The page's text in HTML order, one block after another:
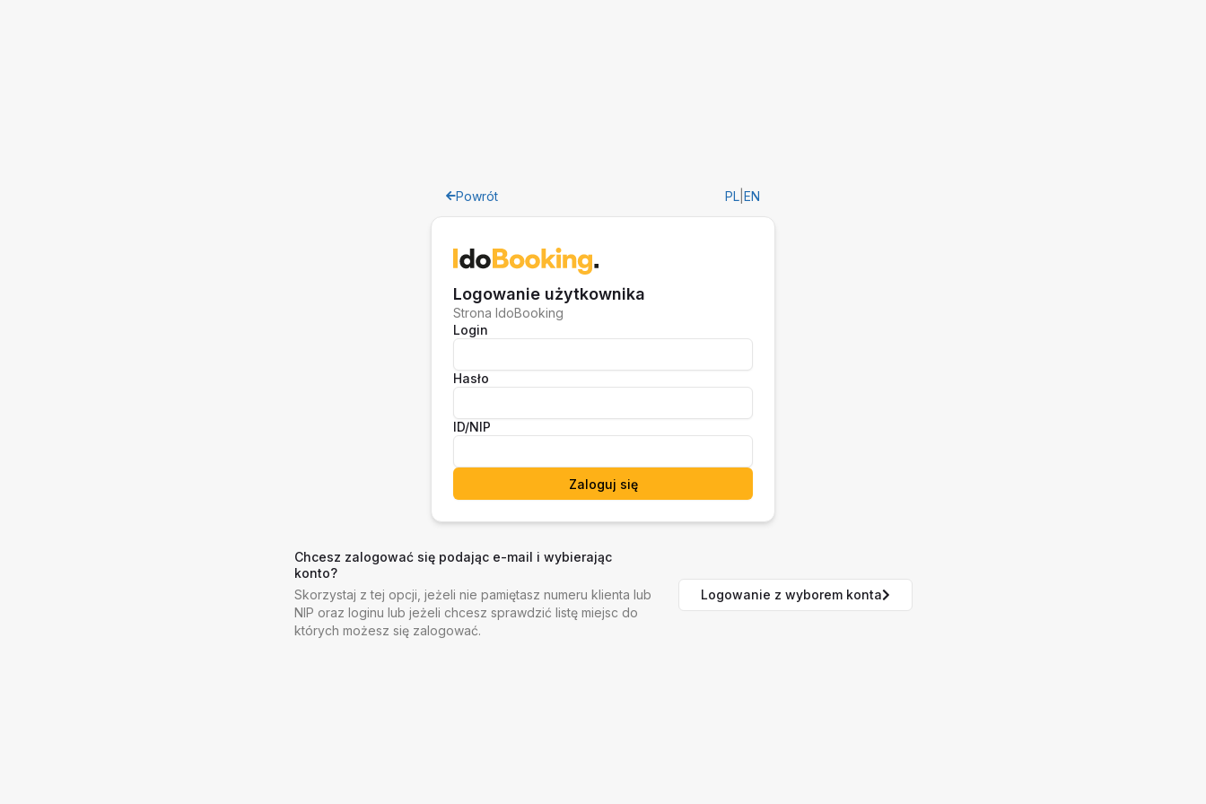
Powrót PL EN
Logowanie użytkownika
Strona IdoBooking
Login
Hasło
ID/NIP
Zaloguj się
Chcesz zalogować się podając e-mail i wybierając
konto?
Skorzystaj z tej opcji, jeżeli nie pamiętasz numeru klienta lub
NIP oraz loginu lub jeżeli chcesz sprawdzić listę miejsc do
których możesz się zalogować.
Logowanie z wyborem konta